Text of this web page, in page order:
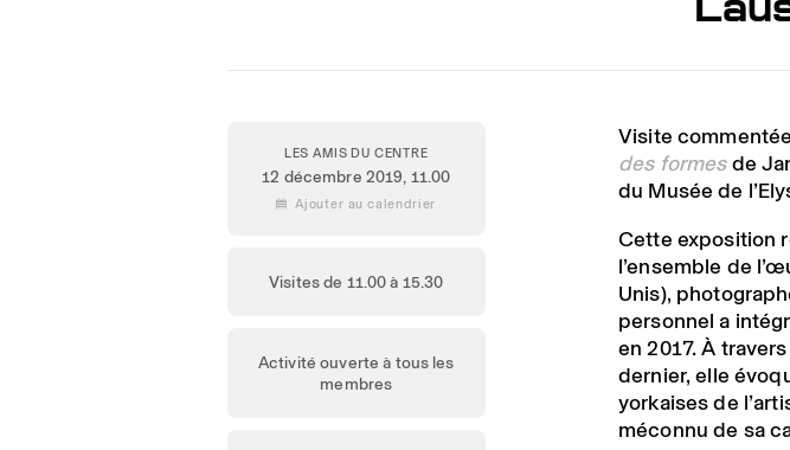
LES AMIS DU CENTRE
12 décembre 2019, 11.00
 Ajouter au calendrier
Visites de 11.00 à 15.30
Activité ouverte à tous les
membres
Visite
des formesde
du Musée de
Cette exposition
l’ensemble de
Unis),
personnel a
en 2017. À
dernier, elle
yorkaises de
méconnu de sa